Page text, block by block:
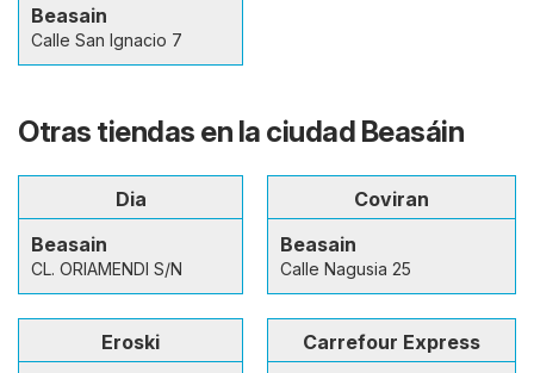
Beasain
Calle San Ignacio 7
Otras tiendas en la ciudad Beasáin
Dia
Beasain
CL. ORIAMENDI S/N
Coviran
Beasain
Calle Nagusia 25
Eroski
Carrefour Express